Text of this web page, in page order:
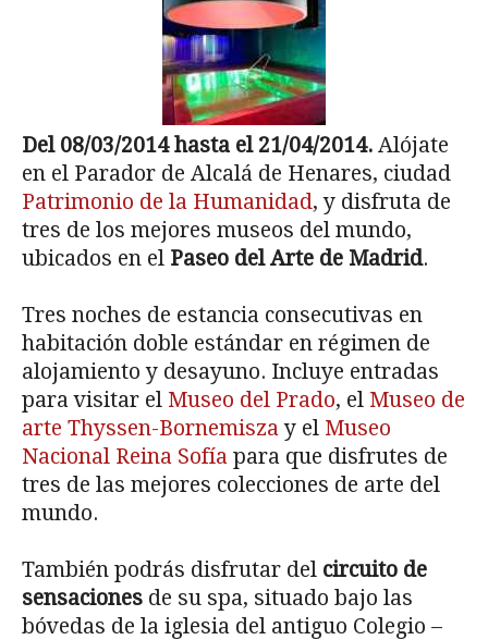
Del 08/03/2014 hasta el 21/04/2014. Alójate
en el Parador de Alcalá de Henares, ciudad
Patrimonio de la Humanidad, y disfruta de
tres de los mejores museos del mundo,
ubicados en el Paseo del Arte de Madrid.
Tres noches de estancia consecutivas en
habitación doble estándar en régimen de
alojamiento y desayuno. Incluye entradas
para visitar el Museo del Prado, el Museo de
arte Thyssen-Bornemiszay el Museo
Nacional Reina Sofía para que disfrutes de
tres de las mejores colecciones de arte del
mundo.
También podrás disfrutar del circuito de
sensaciones de su spa, situado bajo las
bóvedas de la iglesia del antiguo Colegio –